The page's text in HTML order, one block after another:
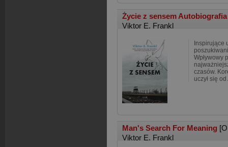
Życie z sensem
Viktor E. Frankl
Inspirujące
Wpływowy
czasów.
uczył się
Man's Search For Meaning
Viktor E. Frankl